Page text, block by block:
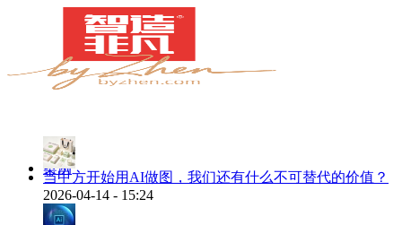
案例
当甲方开始用AI做图，我们还有什么不可替代的价值？
2026-04-14 - 15:24